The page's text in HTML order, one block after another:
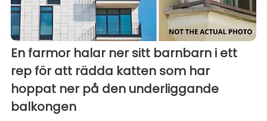
En farmor halar ner sitt barnbarn i ett
rep för att rädda katten som har
hoppat ner på den underliggande
balkongen